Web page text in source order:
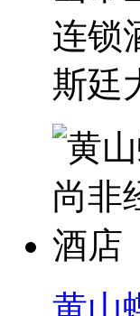
连锁
斯廷
黄山